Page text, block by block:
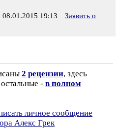
08.01.2015 19:13
Заявить о
2 рецензии, здесь
- в полном
личное сообщение
Алекс Грек